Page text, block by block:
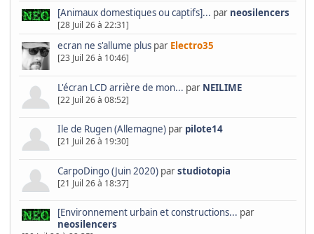
[Animaux domestiques ou captifs]... par neosilencers
[28 Juil 26 à 22:31]
ecran ne s'allume pluspar Electro35
[23 Juil 26 à 10:46]
L'écran LCD arrière de mon... par NEILIME
[22 Juil 26 à 08:52]
Ile de Rugen (Allemagne)par pilote14
[21 Juil 26 à 19:30]
CarpoDingo (Juin 2020)parstudiotopia
[21 Juil 26 à 18:37]
[Environnement urbain et constructions... par
neosilencers